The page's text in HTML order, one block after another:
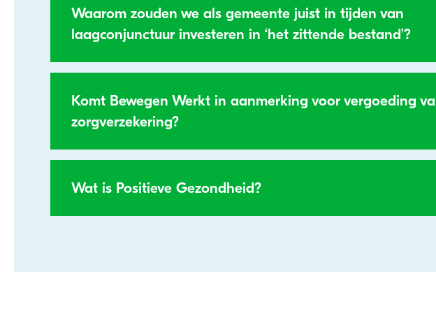
Waarom zouden we als gemeente juist in tijden van
laagconjunctuur investeren in ‘het zittende bestand’?
Komt Bewegen Werkt in aanmerking voor vergoeding
zorgverzekering?
Wat is Positieve Gezondheid?